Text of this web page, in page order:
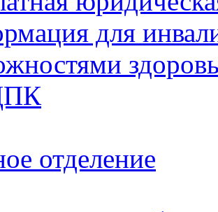
для
отделение